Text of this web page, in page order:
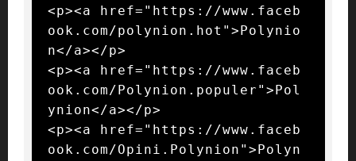
<p><a href="https://www.faceb
ook.com/polynion.hot">Polynio
n</a></p>
<p><a href="https://www.faceb
ook.com/Polynion.populer">Pol
ynion</a></p>
<p><a href="https://www.faceb
ook.com/Opini.Polynion">Polyn